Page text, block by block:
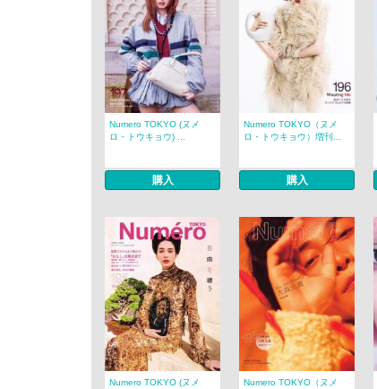
Numero TOKYO (ヌメ
ロ・トウキョウ) ...
購入
Numero TOKYO（ヌメ
ロ・トウキョウ）増刊...
購入
Numero TOKYO (ヌメ
Numero TOKYO（ヌメ